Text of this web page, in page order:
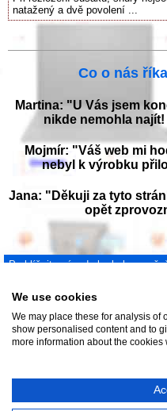
natažený a dvě povolení ...
Co o nás
Martina: "U Vás jsem
nikde nemohla
Mojmír: "Váš web mi
nebyl k výrobku
Jana: "Děkuji za tyto
opět
Prohlížejte návody k obsluze v
příručky k obsluze ke stažení
neustále aktualizována a
NAVOD-K-OBSLUZE.cz|Jak
We use cookies
We may place these for analysis of
show personalised content and to
more information about the cookies